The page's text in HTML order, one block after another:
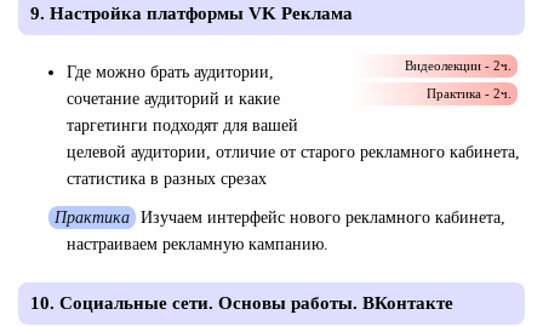
9. Настройка платформы VK Реклама
Видеолекции - 2ч.
Практика - 2ч.
Где можно брать аудитории,
сочетание аудиторий и какие
таргетинги подходят для вашей
целевой аудитории, отличие от старого рекламного кабинета,
статистика в разных срезах
Практика Изучаем интерфейс нового рекламного кабинета,
настраиваем рекламную кампанию.
10. Социальные сети. Основы работы. ВКонтакте